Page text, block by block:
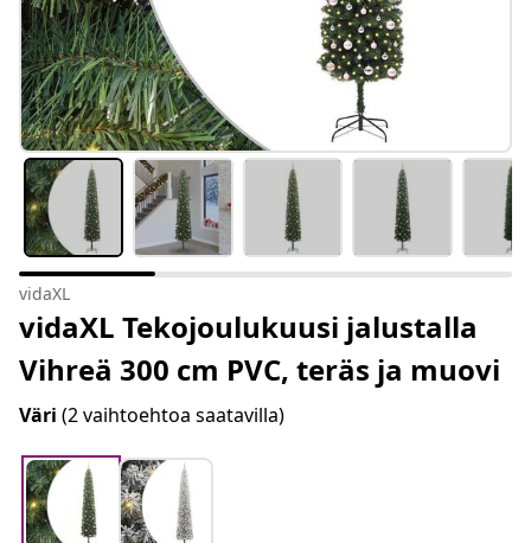
vidaXL
vidaXL Tekojoulukuusi jalustalla
Vihreä 300 cm PVC, teräs ja muovi
Väri (2 vaihtoehtoa saatavilla)